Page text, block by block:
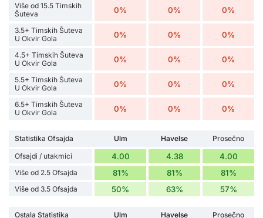
Više od 15.5 Timskih
Šuteva
0% 0% 0%
3.5+ Timskih Šuteva
U Okvir Gola
0% 0% 0%
4.5+ Timskih Šuteva
U Okvir Gola
0% 0% 0%
5.5+ Timskih Šuteva
U Okvir Gola
0% 0% 0%
6.5+ Timskih Šuteva
U Okvir Gola
0% 0% 0%
Statistika Ofsajda Ulm Havelse
Prosečno
Ofsajdi / utakmici
4.00 4.38 4.00
Više od 2.5 Ofsajda 81% 81% 81%
Više od 3.5 Ofsajda 50% 63% 57%
Ostala Statistika Ulm Havelse Prosečno